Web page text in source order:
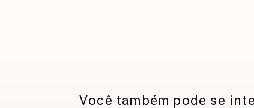
Você também pode se